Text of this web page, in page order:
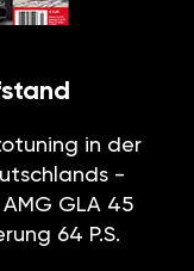
in der
-
GLA 45
64 P.S.